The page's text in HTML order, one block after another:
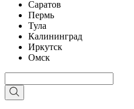
Саратов
Пермь
Тула
Калининград
Иркутск
Омск